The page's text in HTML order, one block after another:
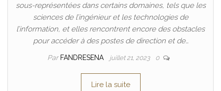
sous-représentées dans certains domaines, tels que les
sciences de l’ingénieur et les technologies de
l’information, et elles rencontrent encore des obstacles
pour accéder à des postes de direction et de…
Par FANDRESENA juillet 21, 2023 0
Lire la suite